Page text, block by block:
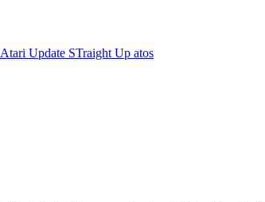
Atari Update STraight Up atos